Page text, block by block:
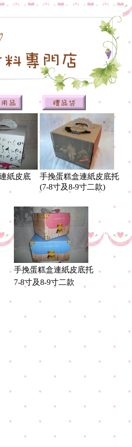
紙皮底
手挽蛋糕盒連紙皮底托
(7-8寸及8-9寸二款)
手挽蛋糕盒連紙皮底托
7-8寸及8-9寸二款